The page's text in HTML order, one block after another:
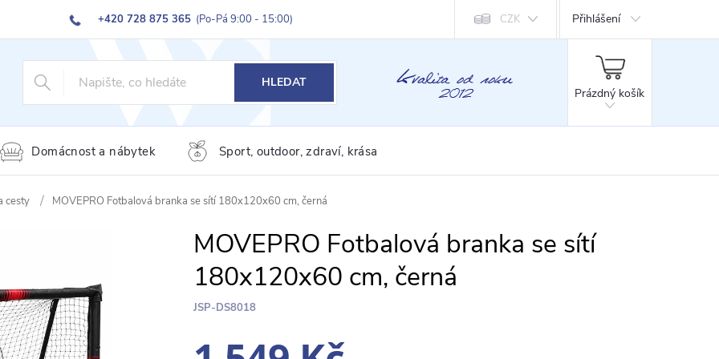
+420 728 875 365 (Po-Pá 9:00 - 15:00) CZK Přihlášení
HLEDAT
NÁKUPNÍ
Prázdný košík
Domácnost a nábytek Sport, outdoor, zdraví, krása
cesty MOVEPRO Fotbalová branka se sítí 180x120x60 cm, černá
MOVEPRO Fotbalová branka se sítí
180x120x60 cm, černá
JSP-DS8018